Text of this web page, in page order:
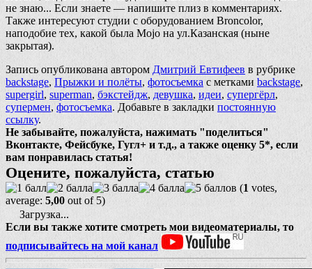
не знаю... Если знаете — напишите плиз в комментариях.
Также интересуют студии с оборудованием Broncolor,
наподобие тех, какой была Mojo на ул.Казанская (ныне
закрытая).
Запись опубликована автором Дмитрий Евтифеев в рубрике
backstage, Прыжки и полёты, фотосъемка с метками backstage,
supergirl, superman, бэкстейдж, девушка, идеи, супергёрл,
супермен, фотосъемка. Добавьте в закладки постоянную
ссылку.
Не забывайте, пожалуйста, нажимать "поделиться"
Вконтакте, Фейсбуке, Гугл+ и т.д., а также оценку 5*, если
вам понравилась статья!
Оцените, пожалуйста, статью
(1 votes,
average: 5,00 out of 5)
Загрузка...
Если вы также хотите смотреть мои видеоматериалы, то
подписывайтесь на мой канал